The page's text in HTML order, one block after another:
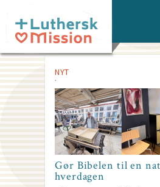
main
content
NYT
Gør Bibelen til en
hverdagen